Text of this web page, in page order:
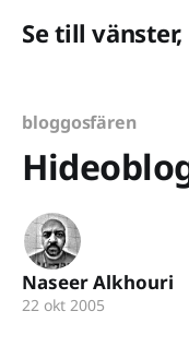
Se till
bloggosfären
Naseer Alkhouri
22 okt 2005